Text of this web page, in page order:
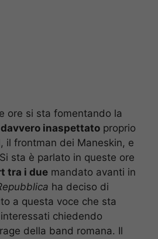
ore si sta fomentando la
inaspettato proprio
, il frontman dei Maneskin, e
sta è parlato in queste ore
tra i due mandato avanti in
ha deciso di
a questa voce che sta
chiedendo
della band romana. Il